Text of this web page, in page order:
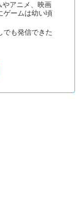
アニメ、映画
ゲームは幼い頃
でも発信できた